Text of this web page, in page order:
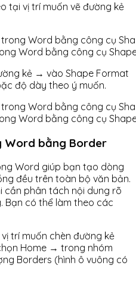
tại vị trí muốn vẽ đường kẻ
Word bằng công cụ
kẻ → vào Shape Format
độ dày theo ý muốn.
Word bằng công cụ
Word bằng Border
Word giúp bạn tạo dòng
đều trên toàn bộ văn bản.
cần phân tách nội dung rõ
Bạn có thể làm theo các
trí muốn chèn đường kẻ
Home → trong nhóm
Borders (hình ô vuông có